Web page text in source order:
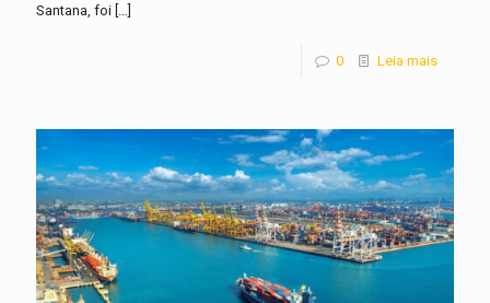
Santana, foi […]
0 Leia mais